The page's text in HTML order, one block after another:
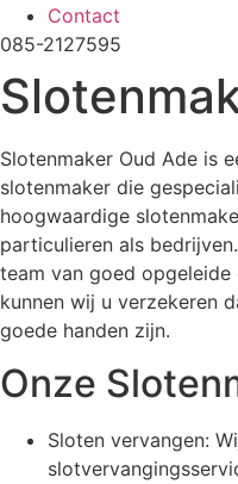
Contact
085-2127595
Slotenmaker Oud Ade is
slotenmaker die
hoogwaardige
particulieren als
team van goed
kunnen wij u verzekeren
goede handen zijn.
Onze
Sloten vervangen: